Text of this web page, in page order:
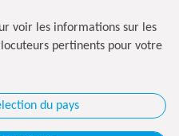
voir les informations sur les
pertinents pour votre
du pays